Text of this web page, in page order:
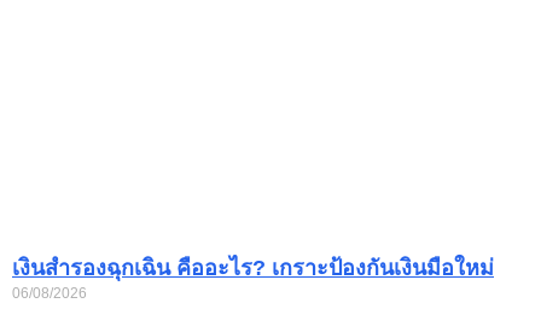
เงินสำรองฉุกเฉิน คืออะไร? เกราะป้องกันเงินมือใหม่
06/08/2026